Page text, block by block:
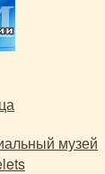
музей